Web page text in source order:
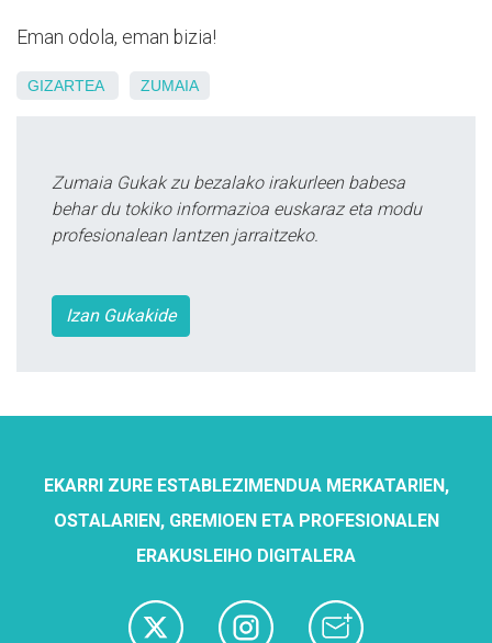
Eman odola, eman bizia!
GIZARTEA ZUMAIA
Zumaia Gukak zu bezalako irakurleen babesa
behar du tokiko informazioa euskaraz eta modu
profesionalean lantzen jarraitzeko.
Izan Gukakide
EKARRI ZURE ESTABLEZIMENDUA MERKATARIEN,
OSTALARIEN, GREMIOEN ETA PROFESIONALEN
ERAKUSLEIHO DIGITALERA